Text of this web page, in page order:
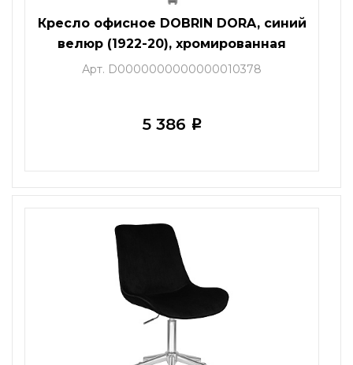
Кресло офисное DOBRIN DORA, синий
велюр (1922-20), хромированная
сталь
Арт. D0000000000000010378
5 386 i